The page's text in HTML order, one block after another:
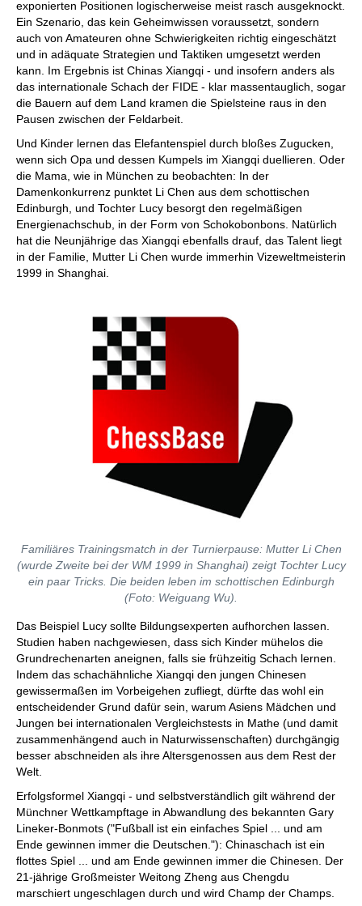
exponierten Positionen logischerweise meist rasch ausgeknockt.
Ein Szenario, das kein Geheimwissen voraussetzt, sondern
auch von Amateuren ohne Schwierigkeiten richtig eingeschätzt
und in adäquate Strategien und Taktiken umgesetzt werden
kann. Im Ergebnis ist Chinas Xiangqi - und insofern anders als
das internationale Schach der FIDE - klar massentauglich, sogar
die Bauern auf dem Land kramen die Spielsteine raus in den
Pausen zwischen der Feldarbeit.
Und Kinder lernen das Elefantenspiel durch bloßes Zugucken,
wenn sich Opa und dessen Kumpels im Xiangqi duellieren. Oder
die Mama, wie in München zu beobachten: In der
Damenkonkurrenz punktet Li Chen aus dem schottischen
Edinburgh, und Tochter Lucy besorgt den regelmäßigen
Energienachschub, in der Form von Schokobonbons. Natürlich
hat die Neunjährige das Xiangqi ebenfalls drauf, das Talent liegt
in der Familie, Mutter Li Chen wurde immerhin Vizeweltmeisterin
1999 in Shanghai.
Familiäres Trainingsmatch in der Turnierpause: Mutter Li Chen
(wurde Zweite bei der WM 1999 in Shanghai) zeigt Tochter Lucy
ein paar Tricks. Die beiden leben im schottischen Edinburgh
(Foto: Weiguang Wu).
Das Beispiel Lucy sollte Bildungsexperten aufhorchen lassen.
Studien haben nachgewiesen, dass sich Kinder mühelos die
Grundrechenarten aneignen, falls sie frühzeitig Schach lernen.
Indem das schachähnliche Xiangqi den jungen Chinesen
gewissermaßen im Vorbeigehen zufliegt, dürfte das wohl ein
entscheidender Grund dafür sein, warum Asiens Mädchen und
Jungen bei internationalen Vergleichstests in Mathe (und damit
zusammenhängend auch in Naturwissenschaften) durchgängig
besser abschneiden als ihre Altersgenossen aus dem Rest der
Welt.
Erfolgsformel Xiangqi - und selbstverständlich gilt während der
Münchner Wettkampftage in Abwandlung des bekannten Gary
Lineker-Bonmots ("Fußball ist ein einfaches Spiel ... und am
Ende gewinnen immer die Deutschen."): Chinaschach ist ein
flottes Spiel ... und am Ende gewinnen immer die Chinesen. Der
21-jährige Großmeister Weitong Zheng aus Chengdu
marschiert ungeschlagen durch und wird Champ der Champs.